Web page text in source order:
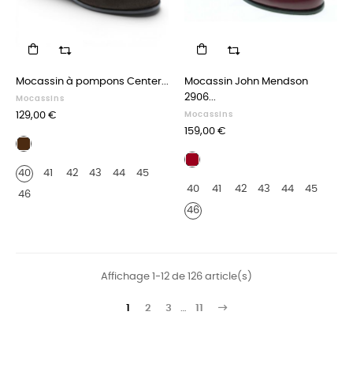
Mocassin à pompons Center...
Mocassins
Prix
129,00 €
Daim
40
41 42 43 44 45
46
Mocassin John Mendson
2906...
Mocassins
Prix
159,00 €
Cuir
40
41 42 43 44 45
46
Affichage 1-12 de 126 article(s)
1 2 3 … 11